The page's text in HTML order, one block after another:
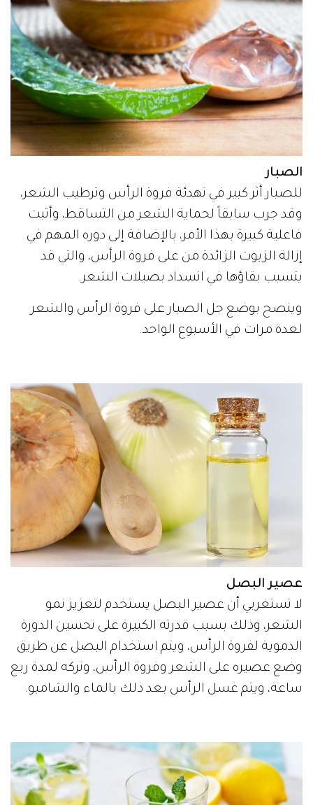
الصبار
للصبار أثر كبير في تهدئة فروة الرأس وترطيب الشعر،
وقد جرب سابقاً لحماية الشعر من التساقط، وأثبت
فاعلية كبيرة بهذا الأمر، بالإضافة إلى دوره المهم في
إزالة الزيوت الزائدة من على فروة الرأس، والتي قد
يتسبب بقاؤها في انسداد بصيلات الشعر.
وينصح بوضع جل الصبار على فروة الرأس والشعر
لعدة مرات في الأسبوع الواحد.
عصير البصل
لا تستغربي أن عصير البصل يستخدم لتعزيز نمو
الشعر، وذلك بسبب قدرته الكبيرة على تحسين الدورة
الدموية لفروة الرأس، ويتم استخدام البصل عن طريق
وضع عصيره على الشعر وفروة الرأس، وتركه لمدة ربع
ساعة، ويتم غسل الرأس بعد ذلك بالماء والشامبو.